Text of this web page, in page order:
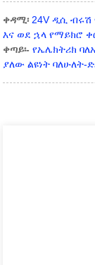
ቀዳሚ፡ 24V ዲሲ
እና ወደ ኋላ የማይክሮ
ቀጣይ፡- የኤሌክትሪክ
ያለው ልዩነት ባለሁለት-